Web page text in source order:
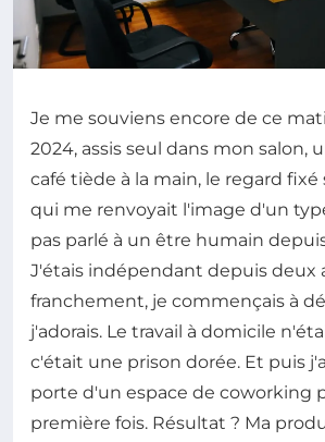
Je me souviens encore de ce
2024, assis seul dans mon salon,
café tiède à la main, le regard fixé
qui me renvoyait l'image d'un
pas parlé à un être humain
J'étais indépendant depuis deux
franchement, je commençais à
j'adorais. Le travail à domicile
c'était une prison dorée. Et puis
porte d'un espace de coworking
première fois. Résultat ? Ma